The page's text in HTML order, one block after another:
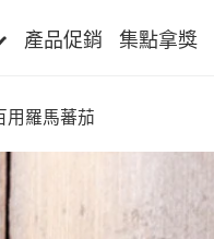
產品促銷 集點拿獎
用羅馬蕃茄